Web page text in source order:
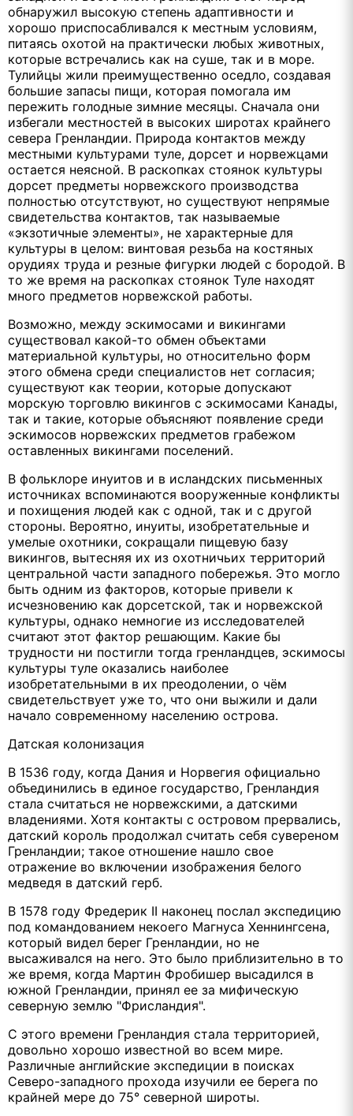
обнаружил высокую степень адаптивности и
хорошо приспосабливался к местным условиям,
питаясь охотой на практически любых животных,
которые встречались как на суше, так и в море.
Тулийцы жили преимущественно оседло, создавая
большие запасы пищи, которая помогала им
пережить голодные зимние месяцы. Сначала они
избегали местностей в высоких широтах крайнего
севера Гренландии. Природа контактов между
местными культурами туле, дорсет и норвежцами
остается неясной. В раскопках стоянок культуры
дорсет предметы норвежского производства
полностью отсутствуют, но существуют непрямые
свидетельства контактов, так называемые
«экзотичные элементы», не характерные для
культуры в целом: винтовая резьба на костяных
орудиях труда и резные фигурки людей с бородой. В
то же время на раскопках стоянок Туле находят
много предметов норвежской работы.
Возможно, между эскимосами и викингами
существовал какой-то обмен объектами
материальной культуры, но относительно форм
этого обмена среди специалистов нет согласия;
существуют как теории, которые допускают
морскую торговлю викингов с эскимосами Канады,
так и такие, которые объясняют появление среди
эскимосов норвежских предметов грабежом
оставленных викингами поселений.
В фольклоре инуитов и в исландских письменных
источниках вспоминаются вооруженные конфликты
и похищения людей как с одной, так и с другой
стороны. Вероятно, инуиты, изобретательные и
умелые охотники, сокращали пищевую базу
викингов, вытесняя их из охотничьих территорий
центральной части западного побережья. Это могло
быть одним из факторов, которые привели к
исчезновению как дорсетской, так и норвежской
культуры, однако немногие из исследователей
считают этот фактор решающим. Какие бы
трудности ни постигли тогда гренландцев, эскимосы
культуры туле оказались наиболее
изобретательными в их преодолении, о чём
свидетельствует уже то, что они выжили и дали
начало современному населению острова.
Датская колонизация
В 1536 году, когда Дания и Норвегия официально
объединились в единое государство, Гренландия
стала считаться не норвежскими, а датскими
владениями. Хотя контакты с островом прервались,
датский король продолжал считать себя сувереном
Гренландии; такое отношение нашло свое
отражение во включении изображения белого
медведя в датский герб.
В 1578 году Фредерик II наконец послал экспедицию
под командованием некоего Магнуса Хеннингсена,
который видел берег Гренландии, но не
высаживался на него. Это было приблизительно в то
же время, когда Мартин Фробишер высадился в
южной Гренландии, принял ее за мифическую
северную землю "Фрисландия".
С этого времени Гренландия стала территорией,
довольно хорошо известной во всем мире.
Различные английские экспедиции в поисках
Северо-западного прохода изучили ее берега по
крайней мере до 75° северной широты.